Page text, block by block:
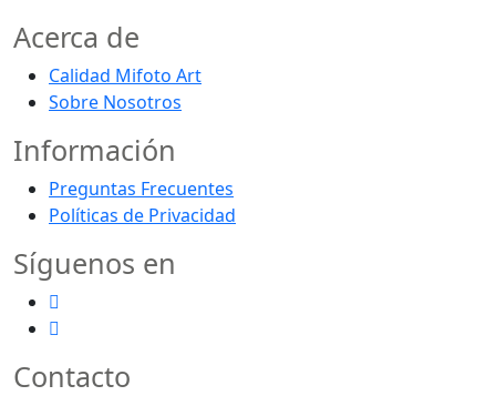
Acerca de
Calidad Mifoto Art
Sobre Nosotros
Información
Preguntas Frecuentes
Políticas de Privacidad
Síguenos en
Contacto